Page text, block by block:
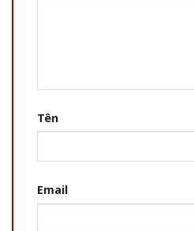
Tên
Email